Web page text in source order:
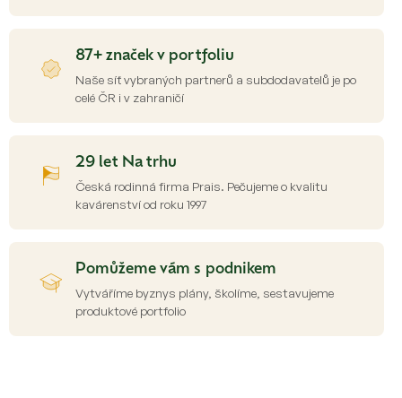
k
y
87+ značek v portfoliu
Naše síť vybraných partnerů a subdodavatelů je po
celé ČR i v zahraničí
29 let Na trhu
Česká rodinná firma Prais. Pečujeme o kvalitu
kavárenství od roku 1997
Pomůžeme vám s podnikem
Vytváříme byznys plány, školíme, sestavujeme
produktové portfolio